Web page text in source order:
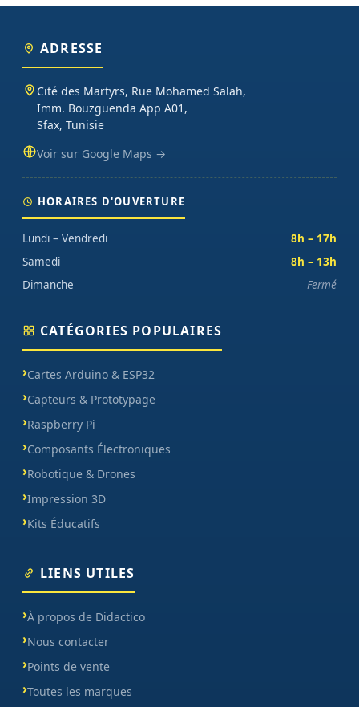
ADRESSE
Cité des Martyrs, Rue Mohamed Salah,
Imm. Bouzguenda App A01,
Sfax, Tunisie
Voir sur Google Maps →
HORAIRES D'OUVERTURE
Lundi – Vendredi
8h – 17h
Samedi
8h – 13h
Dimanche
Fermé
CATÉGORIES POPULAIRES
Cartes Arduino & ESP32
Capteurs & Prototypage
Raspberry Pi
Composants Électroniques
Robotique & Drones
Impression 3D
Kits Éducatifs
LIENS UTILES
À propos de Didactico
Nous contacter
Points de vente
Toutes les marques